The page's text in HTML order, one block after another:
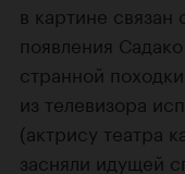
в картине
появления
странной
из телевизора
(актрису театра
засняли идущей